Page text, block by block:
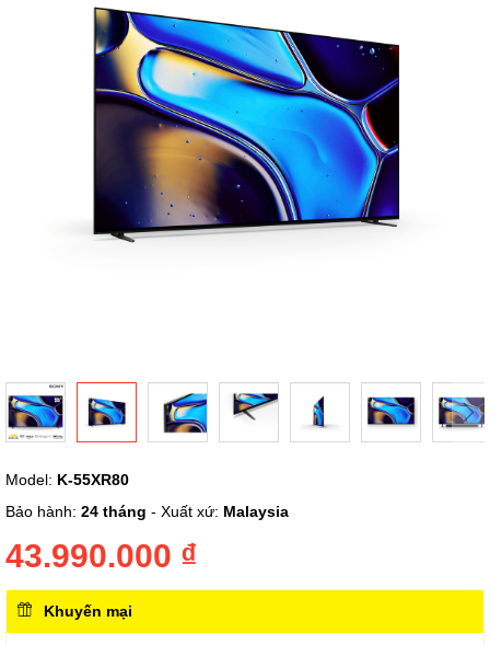
đến
phần
của
thư
viện
hình
Model: K-55XR80
Bảo hành: 24 tháng - Xuất xứ: Malaysia
43.990.000 ₫
Khuyến mại